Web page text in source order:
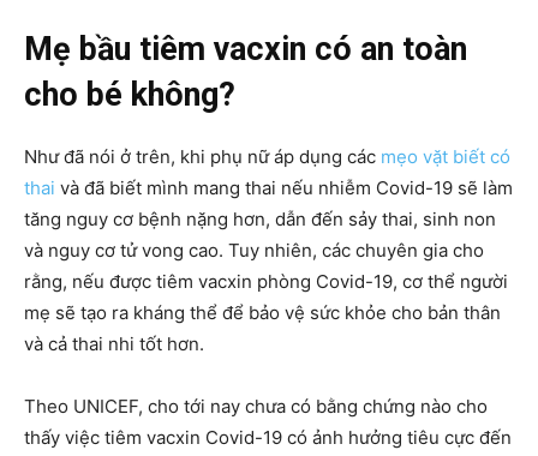
Mẹ bầu tiêm vacxin có an toàn
cho bé không?
Như đã nói ở trên, khi phụ nữ áp dụng các mẹo vặt biết có
thai và đã biết mình mang thai nếu nhiễm Covid-19 sẽ làm
tăng nguy cơ bệnh nặng hơn, dẫn đến sảy thai, sinh non
và nguy cơ tử vong cao. Tuy nhiên, các chuyên gia cho
rằng, nếu được tiêm vacxin phòng Covid-19, cơ thể người
mẹ sẽ tạo ra kháng thể để bảo vệ sức khỏe cho bản thân
và cả thai nhi tốt hơn.
Theo UNICEF, cho tới nay chưa có bằng chứng nào cho
thấy việc tiêm vacxin Covid-19 có ảnh hưởng tiêu cực đến